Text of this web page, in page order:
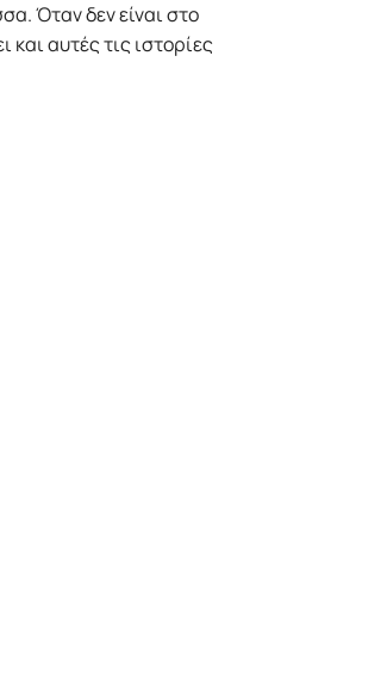
Όταν δεν είναι στο
και αυτές τις ιστορίες